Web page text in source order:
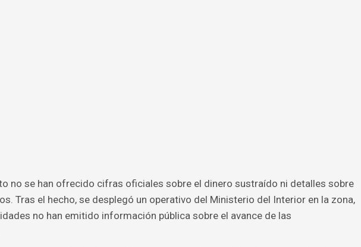
no se han ofrecido cifras oficiales sobre el dinero sustraído ni detalles sobre
Tras el hecho, se desplegó un operativo del Ministerio del Interior en la zona,
no han emitido información pública sobre el avance de las